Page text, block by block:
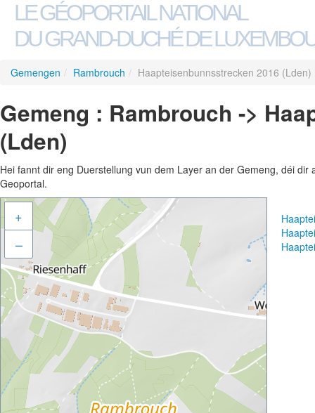
LE GÉOPORTAIL NATIONAL
DU GRAND-DUCHÉ DE
Gemengen / Rambrouch / Haapteisenbunnsstrecken 2016 (Lden)
Gemeng : Rambrouch ->
(Lden)
Hei fannt dir eng Duerstellung vun dem Layer an der Gemeng, déi
Geoportal.
+
–